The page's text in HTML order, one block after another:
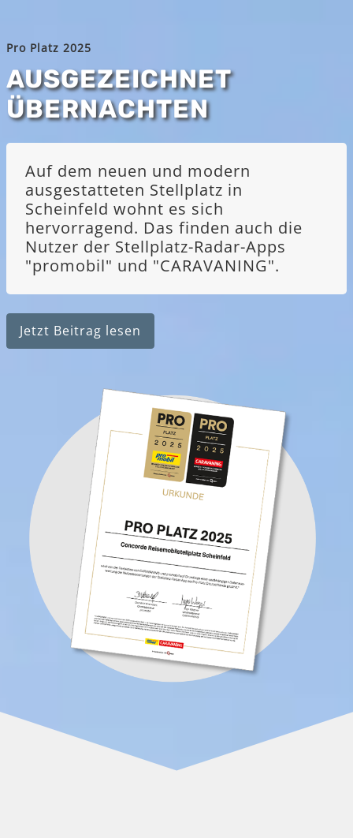
Pro Platz 2025
AUSGEZEICHNET
ÜBERNACHTEN
Auf dem neuen und modern
ausgestatteten Stellplatz in
Scheinfeld wohnt es sich
hervorragend. Das finden auch die
Nutzer der Stellplatz-Radar-Apps
"promobil" und "CARAVANING".
Jetzt Beitrag lesen